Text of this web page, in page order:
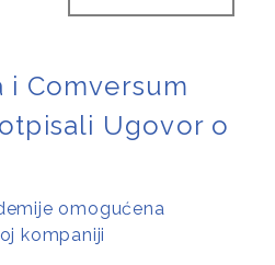
i Comversum
Ugovor o
omogućena
kompaniji